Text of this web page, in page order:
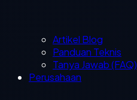
Artikel Blog
Panduan Teknis
Tanya Jawab (FAQ)
Perusahaan